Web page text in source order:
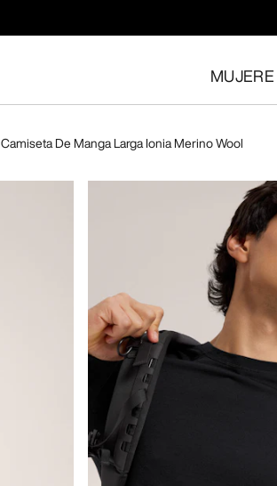
MUJERE
Camiseta De Manga Larga Ionia Merino Wool